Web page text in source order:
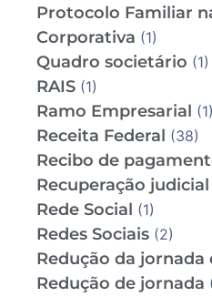
Protocolo Familiar
Corporativa (1)
Quadro societário (1)
RAIS (1)
Ramo Empresarial (1)
Receita Federal (38)
Recibo de
Recuperação judicial
Rede Social (1)
Redes Sociais (2)
Redução da jornada
Redução de jornada